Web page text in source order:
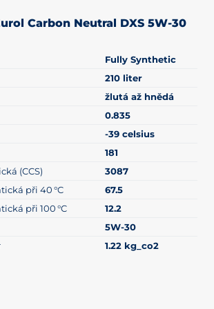
Carbon Neutral DXS 5W-30
Fully Synthetic
210 liter
žlutá až hnědá
0.835
-39 celsius
181
(CCS)
3087
při 40 °C
67.5
při 100 °C
12.2
5W-30
1.22 kg_co2